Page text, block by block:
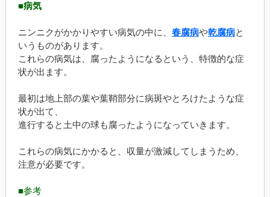
■病気
ニンニクがかかりやすい病気の中に、 春腐病や乾腐病と
いうものがあります。
これらの病気は、腐ったようになるという、特徴的な症
状が出ます。
最初は地上部の葉や葉鞘部分に病斑やとろけたような症
状が出て、
進行すると土中の球も腐ったようになっていきます。
これらの病気にかかると、収量が激減してしまうため、
注意が必要です。
■参考